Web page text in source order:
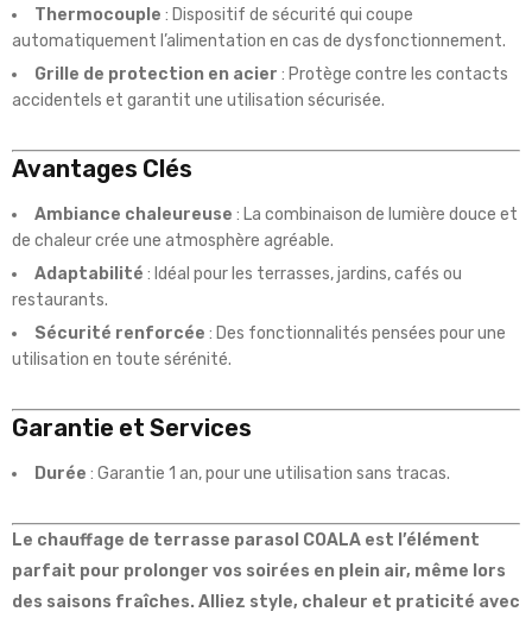
Thermocouple : Dispositif de sécurité qui coupe
automatiquement l’alimentation en cas de dysfonctionnement.
Grille de protection en acier : Protège contre les contacts
accidentels et garantit une utilisation sécurisée.
Avantages Clés
Ambiance chaleureuse : La combinaison de lumière douce et
de chaleur crée une atmosphère agréable.
Adaptabilité : Idéal pour les terrasses, jardins, cafés ou
restaurants.
Sécurité renforcée : Des fonctionnalités pensées pour une
utilisation en toute sérénité.
Garantie et Services
Durée : Garantie 1 an, pour une utilisation sans tracas.
Le chauffage de terrasse parasol COALA est l’élément
parfait pour prolonger vos soirées en plein air, même lors
des saisons fraîches. Alliez style, chaleur et praticité avec